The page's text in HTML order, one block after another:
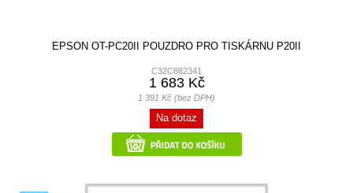
EPSON OT-PC20II POUZDRO PRO TISKÁRNU P20II
C32C882341
1 683 Kč
1 391 Kč (bez DPH)
Na dotaz